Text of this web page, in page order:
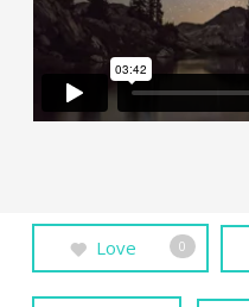
Love 0